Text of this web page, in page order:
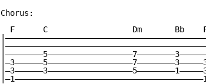
Chorus:
F      C                  Dm       Bb